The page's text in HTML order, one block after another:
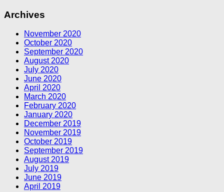
Archives
November 2020
October 2020
September 2020
August 2020
July 2020
June 2020
April 2020
March 2020
February 2020
January 2020
December 2019
November 2019
October 2019
September 2019
August 2019
July 2019
June 2019
April 2019